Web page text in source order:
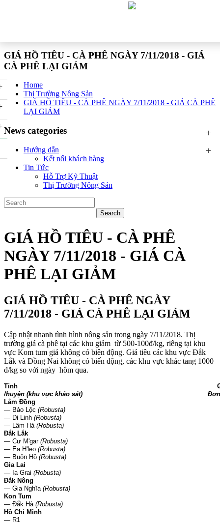
GIÁ HỒ TIÊU - CÀ PHÊ NGÀY 7/11/2018 - GIÁ
CÀ PHÊ LẠI GIẢM
Home
Thị Trường Nông Sản
GIÁ HỒ TIÊU - CÀ PHÊ NGÀY 7/11/2018 - GIÁ CÀ PHÊ
LẠI GIẢM
News categories
Hướng dẫn
+
Kết nối khách hàng
Tin Tức
+
Hỗ Trợ Kỹ Thuật
Thị Trường Nông Sản
GIÁ HỒ TIÊU - CÀ PHÊ
NGÀY 7/11/2018 - GIÁ CÀ
PHÊ LẠI GIẢM
GIÁ HỒ TIÊU - CÀ PHÊ NGÀY
7/11/2018 - GIÁ CÀ PHÊ LẠI GIẢM
Cập nhật nhanh tình hình nông sản trong ngày 7/11/2018. Thị
trường giá cà phê tại các khu giảm từ 500-100đ/kg, riêng tại khu
vực Kom tum giá không có biên động. Giá tiêu các khu vực Đắk
Lắk và Đồng Nai không có biến động, các khu vực khác tang 1000
đ/kg so với ngày hôm qua.
Tỉnh
/huyện (khu vực khảo sát)
Lâm Đồng
— Bảo Lộc (Robusta)
— Di Linh (Robusta)
— Lâm Hà (Robusta)
Đắk Lắk
— Cư M'gar(Robusta)
— Ea H'leo (Robusta)
— Buôn Hồ (Robusta)
Gia Lai
— Ia Grai (Robusta)
Đắk Nông
— Gia Nghĩa (Robusta)
Kon Tum
— Đắk Hà (Robusta)
Hồ Chí Minh
— R1